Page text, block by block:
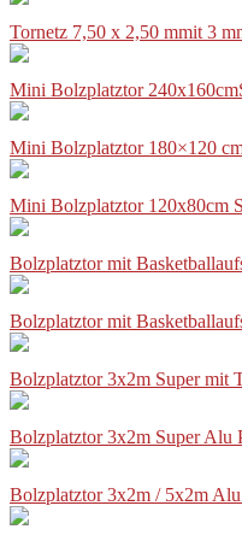
Tornetz 7,50 x 2,50 mmit 3
Mini Bolzplatztor
Mini Bolzplatztor 180×120
Mini Bolzplatztor 120x80cm
Bolzplatztor mit
Bolzplatztor mit
Bolzplatztor 3x2m Super mit
Bolzplatztor 3x2m Super Alu
Bolzplatztor 3x2m / 5x2m